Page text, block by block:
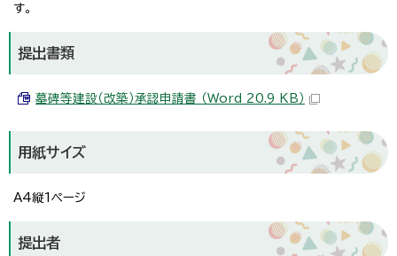
す。
提出書類
墓碑等建設（改築）承認申請書 （Word 20.9 KB）
用紙サイズ
A4縦1ページ
提出者